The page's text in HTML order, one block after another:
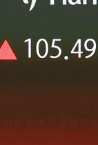
무장세력 소탕전..15
방해금지 촉구
체스게임"